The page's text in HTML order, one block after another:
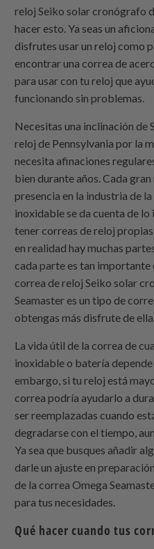
reloj Seiko solar cronógrafo
hacer esto. Ya seas un
disfrutes usar un reloj como
encontrar una correa de
para usar con tu reloj que
funcionando sin problemas.
Necesitas una inclinación de
reloj de Pennsylvania por la
necesita afinaciones
bien durante años. Cada
presencia en la industria de
inoxidable se da cuenta de
tener correas de reloj
en realidad hay muchas
cada parte es tan importante
correa de reloj Seiko solar
Seamaster es un tipo de
obtengas más disfrute de ella.
La vida útil de la correa de
inoxidable o batería
embargo, si tu reloj está
correa podría ayudarlo a
ser reemplazadas cuando
degradarse con el tiempo,
Ya sea que busques añadir
darle un ajuste en
de la correa Omega
para tus necesidades.
Qué hacer cuando tus